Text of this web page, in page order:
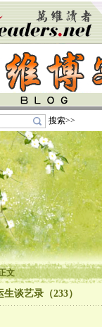
搜索>>
文
生谈艺录（233）